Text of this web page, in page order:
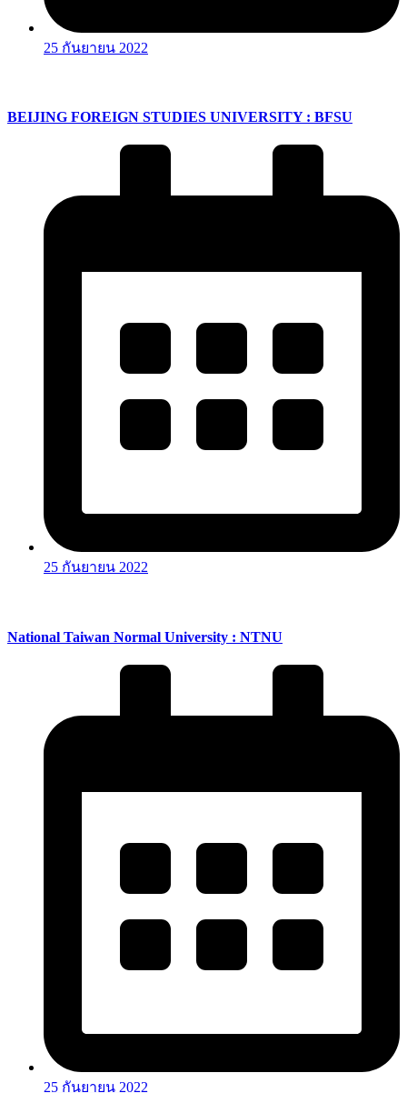
25 กันยายน 2022
BEIJING FOREIGN STUDIES UNIVERSITY : BFSU
25 กันยายน 2022
National Taiwan Normal University : NTNU
25 กันยายน 2022